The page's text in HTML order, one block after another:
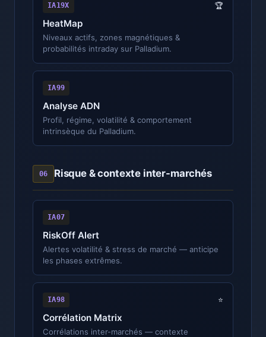
IA19X 🏆
HeatMap
Niveaux actifs, zones magnétiques &
probabilités intraday sur Palladium.
IA99
Analyse ADN
Profil, régime, volatilité & comportement
intrinsèque du Palladium.
06 Risque & contexte inter-marchés
IA07
RiskOff Alert
Alertes volatilité & stress de marché — anticipe
les phases extrêmes.
IA98 ⭐
Corrélation Matrix
Corrélations inter-marchés — contexte